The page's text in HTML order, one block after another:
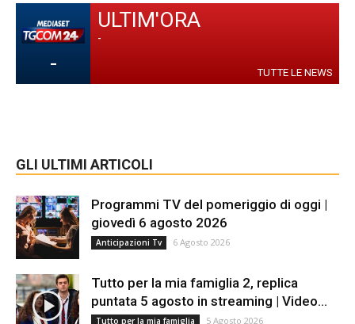
-
ULTIM'ORA
-
TUTTE LE NEWS
GLI ULTIMI ARTICOLI
Programmi TV del pomeriggio di oggi |
giovedì 6 agosto 2026
Anticipazioni Tv 6 Agosto 2026
Tutto per la mia famiglia 2, replica
puntata 5 agosto in streaming | Video...
Tutto per la mia famiglia 5 Agosto 2026